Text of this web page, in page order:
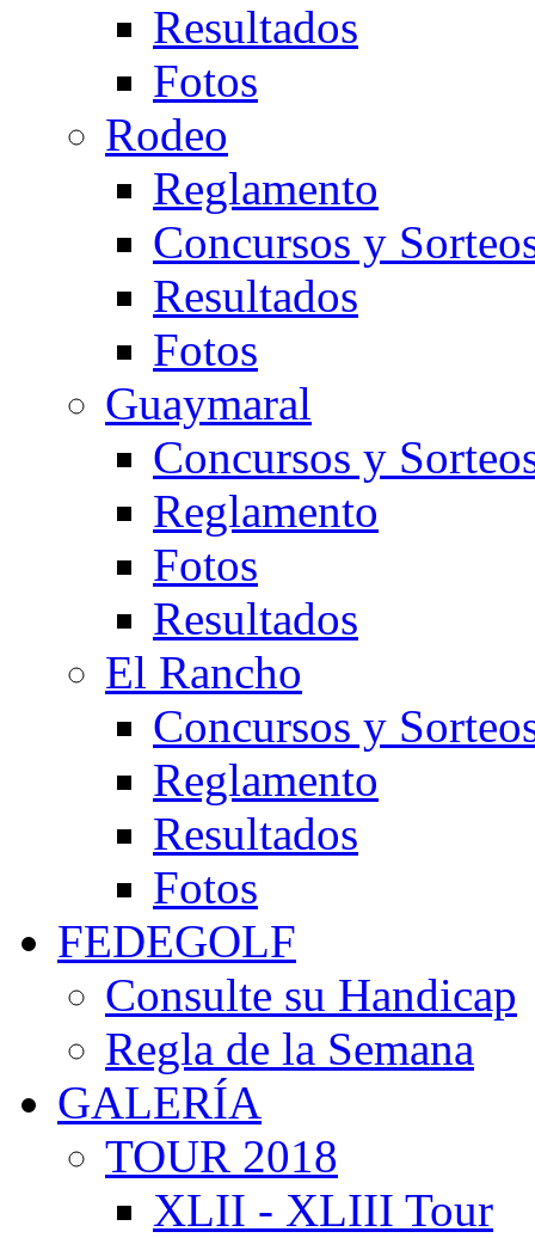
Resultados
Fotos
Rodeo
Reglamento
Concursos y
Resultados
Fotos
Guaymaral
Concursos y
Reglamento
Fotos
Resultados
El Rancho
Concursos y
Reglamento
Resultados
Fotos
FEDEGOLF
Consulte su Handicap
Regla de la Semana
GALERÍA
TOUR 2018
XLII - XLIII Tour